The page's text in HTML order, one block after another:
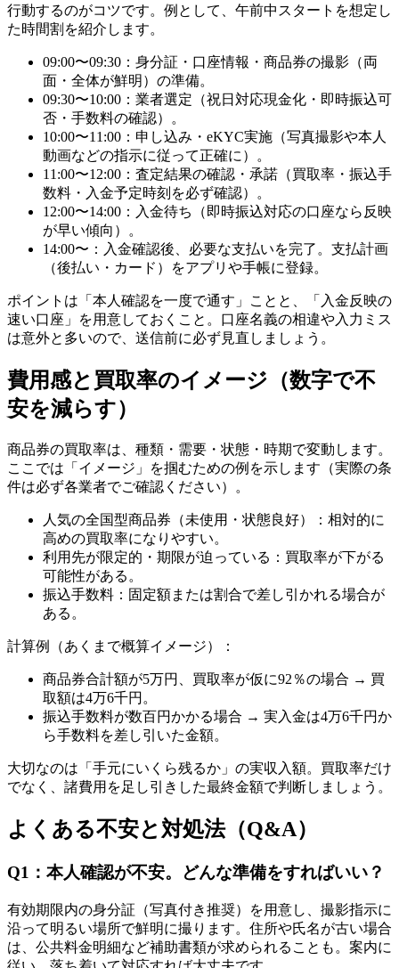
行動するのがコツです。例として、午前中スタートを想定し
た時間割を紹介します。
09:00〜09:30：身分証・口座情報・商品券の撮影（両
面・全体が鮮明）の準備。
09:30〜10:00：業者選定（祝日対応現金化・即時振込可
否・手数料の確認）。
10:00〜11:00：申し込み・eKYC実施（写真撮影や本人
動画などの指示に従って正確に）。
11:00〜12:00：査定結果の確認・承諾（買取率・振込手
数料・入金予定時刻を必ず確認）。
12:00〜14:00：入金待ち（即時振込対応の口座なら反映
が早い傾向）。
14:00〜：入金確認後、必要な支払いを完了。支払計画
（後払い・カード）をアプリや手帳に登録。
ポイントは「本人確認を一度で通す」ことと、「入金反映の
速い口座」を用意しておくこと。口座名義の相違や入力ミス
は意外と多いので、送信前に必ず見直しましょう。
費用感と買取率のイメージ（数字で不
安を減らす）
商品券の買取率は、種類・需要・状態・時期で変動します。
ここでは「イメージ」を掴むための例を示します（実際の条
件は必ず各業者でご確認ください）。
人気の全国型商品券（未使用・状態良好）：相対的に
高めの買取率になりやすい。
利用先が限定的・期限が迫っている：買取率が下がる
可能性がある。
振込手数料：固定額または割合で差し引かれる場合が
ある。
計算例（あくまで概算イメージ）：
商品券合計額が5万円、買取率が仮に92％の場合 → 買
取額は4万6千円。
振込手数料が数百円かかる場合 → 実入金は4万6千円か
ら手数料を差し引いた金額。
大切なのは「手元にいくら残るか」の実収入額。買取率だけ
でなく、諸費用を足し引きした最終金額で判断しましょう。
よくある不安と対処法（Q&A）
Q1：本人確認が不安。どんな準備をすればいい？
有効期限内の身分証（写真付き推奨）を用意し、撮影指示に
沿って明るい場所で鮮明に撮ります。住所や氏名が古い場合
は、公共料金明細など補助書類が求められることも。案内に